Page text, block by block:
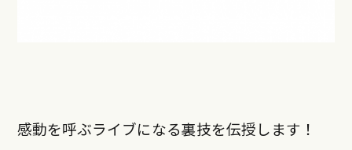
感動を呼ぶライブになる裏技を伝授します！